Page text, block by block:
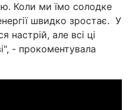
Коли ми їмо солодке
швидко зростає. У
настрій, але всі ці
- прокоментувала